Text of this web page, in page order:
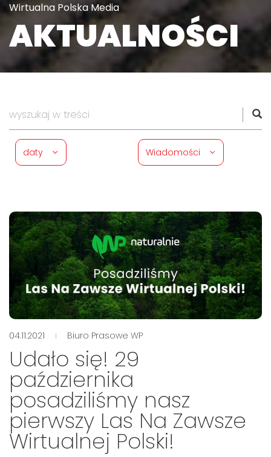
Wirtualna Polska Media
AKTUALNOŚCI
daty Wiadomości
04.11.2021 Biuro Prasowe WP
Udało się! 29
października
posadziliśmy nasz
pierwszy Las Na Zawsze
Wirtualnej Polski!